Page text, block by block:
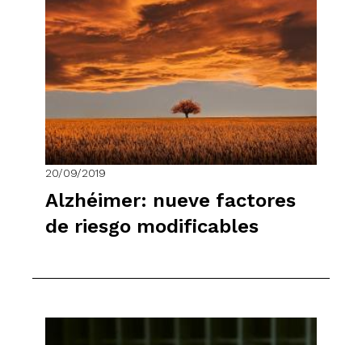
20/09/2019
Alzhéimer: nueve factores
de riesgo modificables